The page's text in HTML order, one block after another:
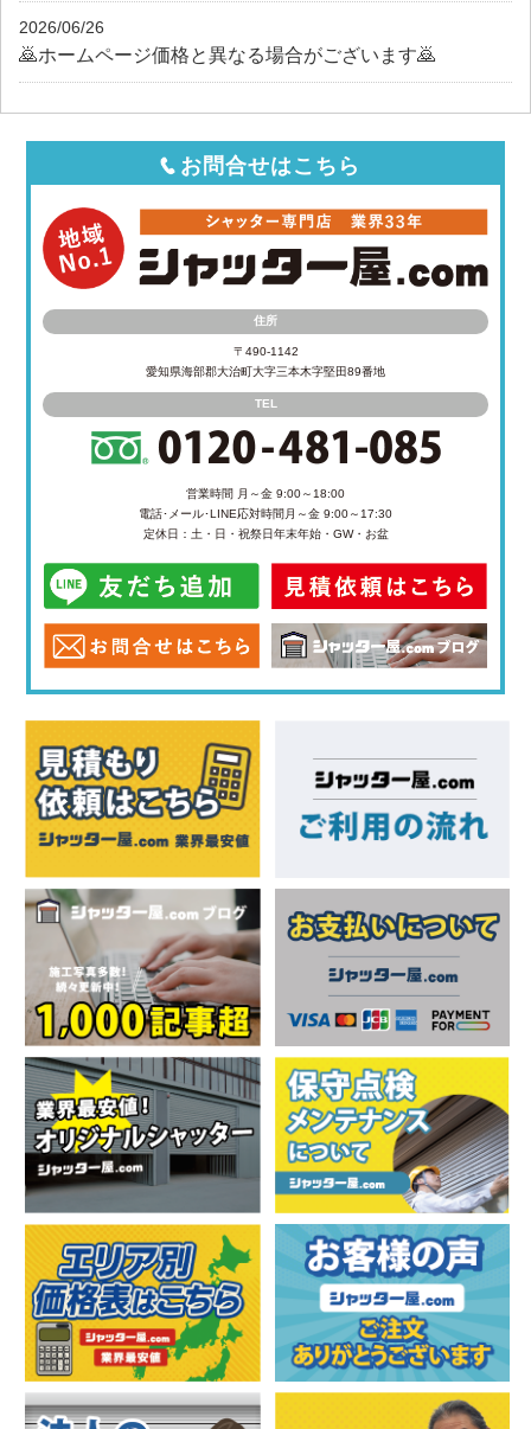
2026/06/26
🙇ホームページ価格と異なる場合がございます🙇
お問合せはこちら
住所
〒490-1142
愛知県海部郡大治町大字三本木字堅田89番地
TEL
営業時間 月～金 9:00～18:00
電話･メール･LINE応対時間 月～金 9:00～17:30
定休日：土・日・祝祭日年末年始・GW・お盆